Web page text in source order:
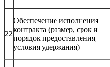
22
Обеспечение исполнения
контракта (размер, срок и
порядок предоставления,
условия удержания)